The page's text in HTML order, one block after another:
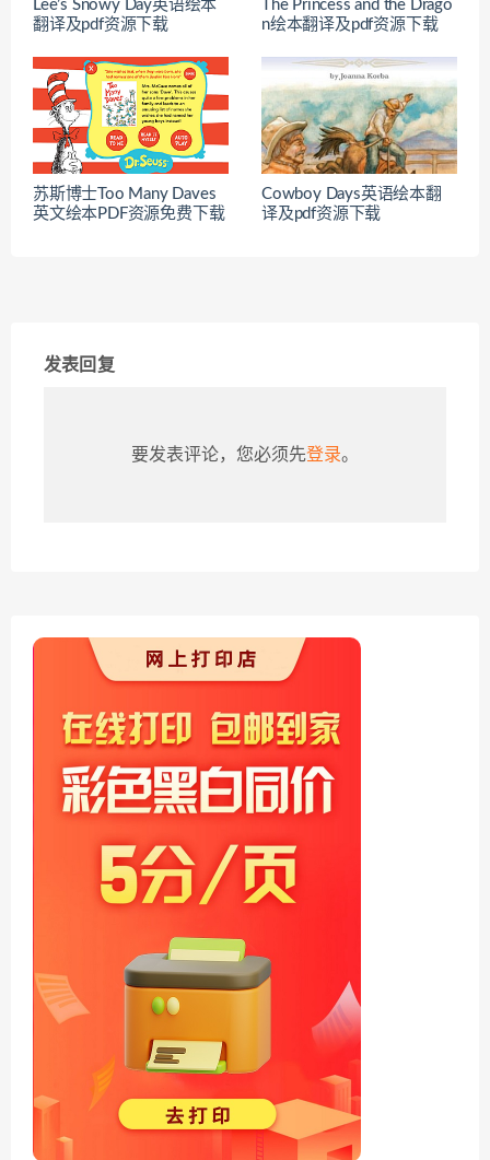
Lee’s Snowy Day英语绘本
翻译及pdf资源下载
The Princess and the Drago
n绘本翻译及pdf资源下载
苏斯博士Too Many Daves
英文绘本PDF资源免费下载
Cowboy Days英语绘本翻
译及pdf资源下载
发表回复
要发表评论，您必须先登录。